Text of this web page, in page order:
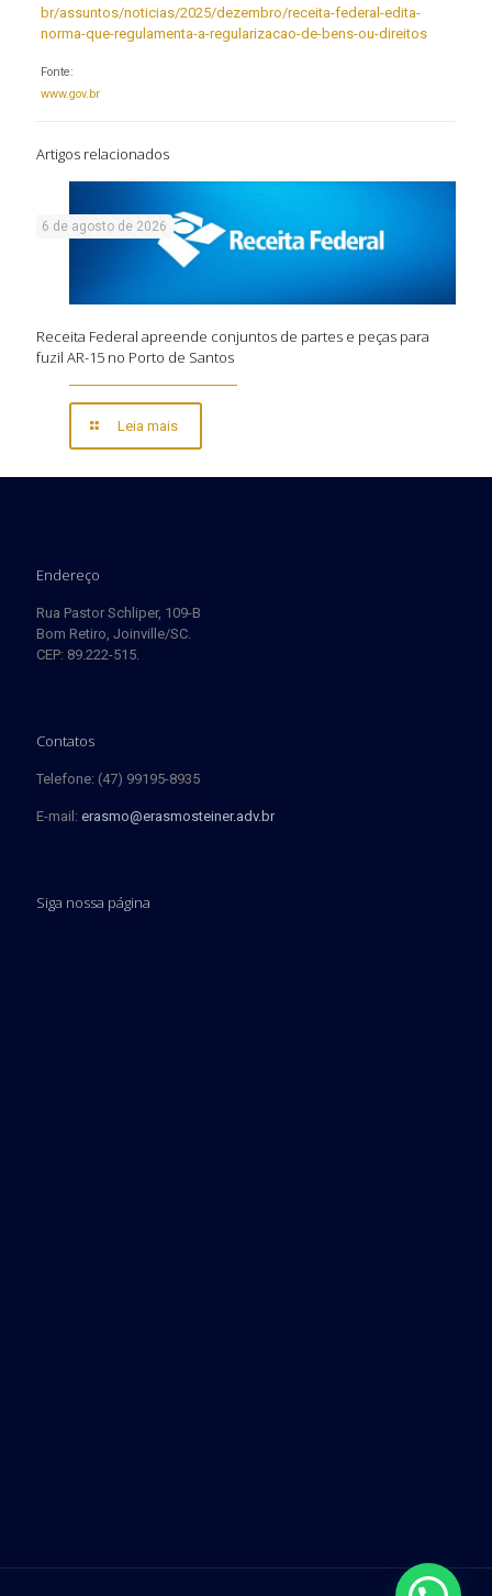
br/assuntos/noticias/2025/dezembro/receita-federal-edita-
norma-que-regulamenta-a-regularizacao-de-bens-ou-direitos
Fonte:
www.gov.br
Artigos relacionados
6 de agosto de 2026
Receita Federal apreende conjuntos de partes e peças para
fuzil AR-15 no Porto de Santos
Leia mais
Endereço
Rua Pastor Schliper, 109-B
Bom Retiro, Joinville/SC.
CEP: 89.222-515.
Contatos
Telefone: (47) 99195-8935
E-mail: erasmo@erasmosteiner.adv.br
Siga nossa página